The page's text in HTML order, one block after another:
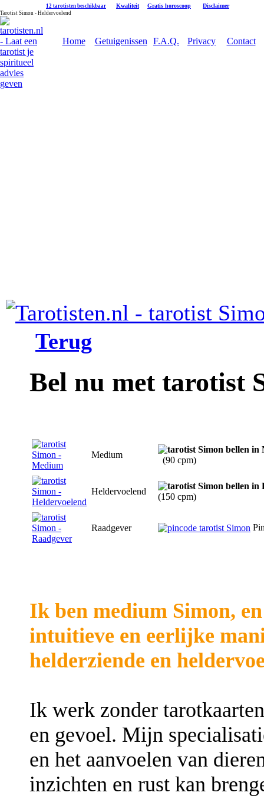
12 tarotisten beschikbaar Kwaliteit Gratis horoscoop Disclaimer
Tarotist Simon - Heldervoelend
Home Getuigenissen F.A.Q. Privacy Contact
Terug
Bel nu met tarotist
Medium
(90 cpm)
Heldervoelend
(150 cpm)
Raadgever
Ik ben medium Simon,
intuitieve en eerlijke
helderziende en
Ik werk zonder
en gevoel. Mijn
en het aanvoelen van
inzichten en rust kan